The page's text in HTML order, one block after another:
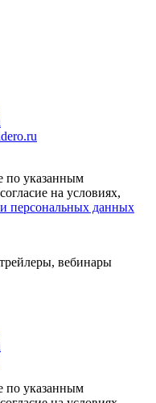
по указанным
на условиях,
персональных данных
вебинары
по указанным